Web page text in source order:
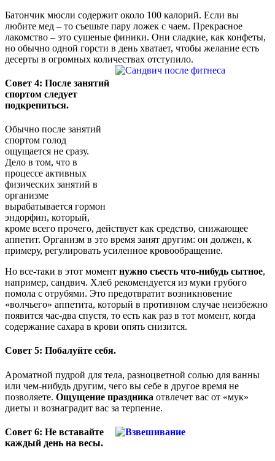
Батончик мюсли содержит около 100 калорий. Если вы
любите мед – то съешьте пару ложек с чаем. Прекрасное
лакомство – это сушеные финики. Они сладкие, как конфеты,
но обычно одной горсти в день хватает, чтобы желание есть
десерты в огромных количествах отступило.
Совет 4: После занятий
спортом следует
подкрепиться.
Обычно после занятий
спортом голод
ощущается не сразу.
Дело в том, что в
процессе активных
физических занятий в
организме
вырабатывается гормон
эндорфин, который,
кроме всего прочего, действует как средство, снижающее
аппетит. Организм в это время занят другим: он должен, к
примеру, регулировать усиленное кровообращение.
Но все-таки в этот момент нужно съесть что-нибудь сытное,
например, сандвич. Хлеб рекомендуется из муки грубого
помола с отрубями. Это предотвратит возникновение
«волчьего» аппетита, который в противном случае неизбежно
появится час-два спустя, то есть как раз в тот момент, когда
содержание сахара в крови опять снизится.
Совет 5: Побалуйте себя.
Ароматной пудрой для тела, разноцветной солью для ванны
или чем-нибудь другим, чего вы себе в другое время не
позволяете. Ощущение праздника отвлечет вас от «мук»
диеты и вознаградит вас за терпение.
Совет 6: Не вставайте
каждый день на весы.